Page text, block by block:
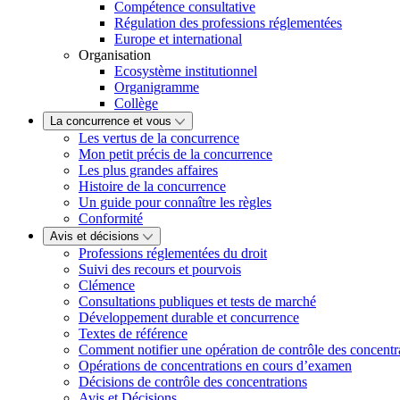
Compétence consultative
Régulation des professions réglementées
Europe et international
Organisation
Ecosystème institutionnel
Organigramme
Collège
La concurrence et vous
Les vertus de la concurrence
Mon petit précis de la concurrence
Les plus grandes affaires
Histoire de la concurrence
Un guide pour connaître les règles
Conformité
Avis et décisions
Professions réglementées du droit
Suivi des recours et pourvois
Clémence
Consultations publiques et tests de marché
Développement durable et concurrence
Textes de référence
Comment notifier une opération de contrôle des
Opérations de concentrations en cours d’examen
Décisions de contrôle des concentrations